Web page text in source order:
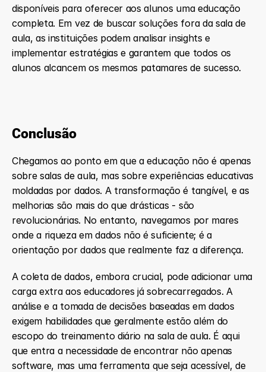
disponíveis para oferecer aos alunos uma educação
completa. Em vez de buscar soluções fora da sala de
aula, as instituições podem analisar insights e
implementar estratégias e garantem que todos os
alunos alcancem os mesmos patamares de sucesso.
Conclusão
Chegamos ao ponto em que a educação não é apenas
sobre salas de aula, mas sobre experiências educativas
moldadas por dados. A transformação é tangível, e as
melhorias são mais do que drásticas - são
revolucionárias. No entanto, navegamos por mares
onde a riqueza em dados não é suficiente; é a
orientação por dados que realmente faz a diferença.
A coleta de dados, embora crucial, pode adicionar uma
carga extra aos educadores já sobrecarregados. A
análise e a tomada de decisões baseadas em dados
exigem habilidades que geralmente estão além do
escopo do treinamento diário na sala de aula. É aqui
que entra a necessidade de encontrar não apenas
software, mas uma ferramenta que seja acessível, de